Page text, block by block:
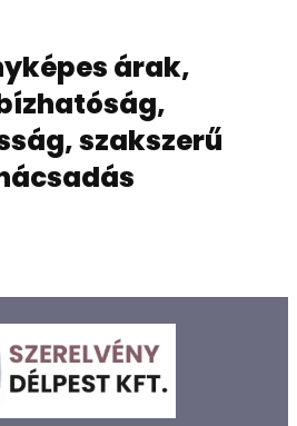
árak,
szakszerű